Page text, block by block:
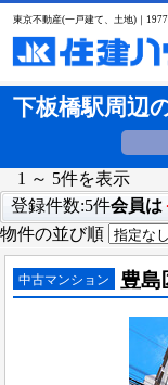
東京不動産(一戸建て、土地)｜
下板橋駅周辺
1 ～ 5件を表示
登録件数:5件会員は
物件の並び順
中古マンション 豊島